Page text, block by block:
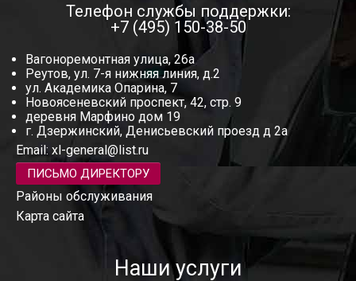
Телефон службы поддержки:
+7 (495) 150-38-50
Вагоноремонтная улица, 26а
Реутов, ул. 7-я нижняя линия, д.2
ул. Академика Опарина, 7
Новоясеневский проспект, 42, стр. 9
деревня Марфино дом 19
г. Дзержинский, Денисьевский проезд д 2а
Email: xl-general@list.ru
ПИСЬМО ДИРЕКТОРУ
Районы обслуживания
Карта сайта
Наши услуги